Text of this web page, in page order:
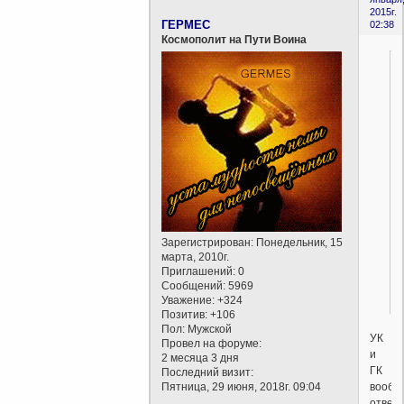
2015г.
02:38
ГЕРМЕС
Космополит на Пути Воина
Зарегистрирован: Понедельник, 15
марта, 2010г.
Приглашений: 0
Сообщений: 5969
Уважение: +324
Позитив: +106
Пол: Мужской
Провел на форуме:
2 месяца 3 дня
Последний визит:
Пятница, 29 июня, 2018г. 09:04
УК
и
ГК